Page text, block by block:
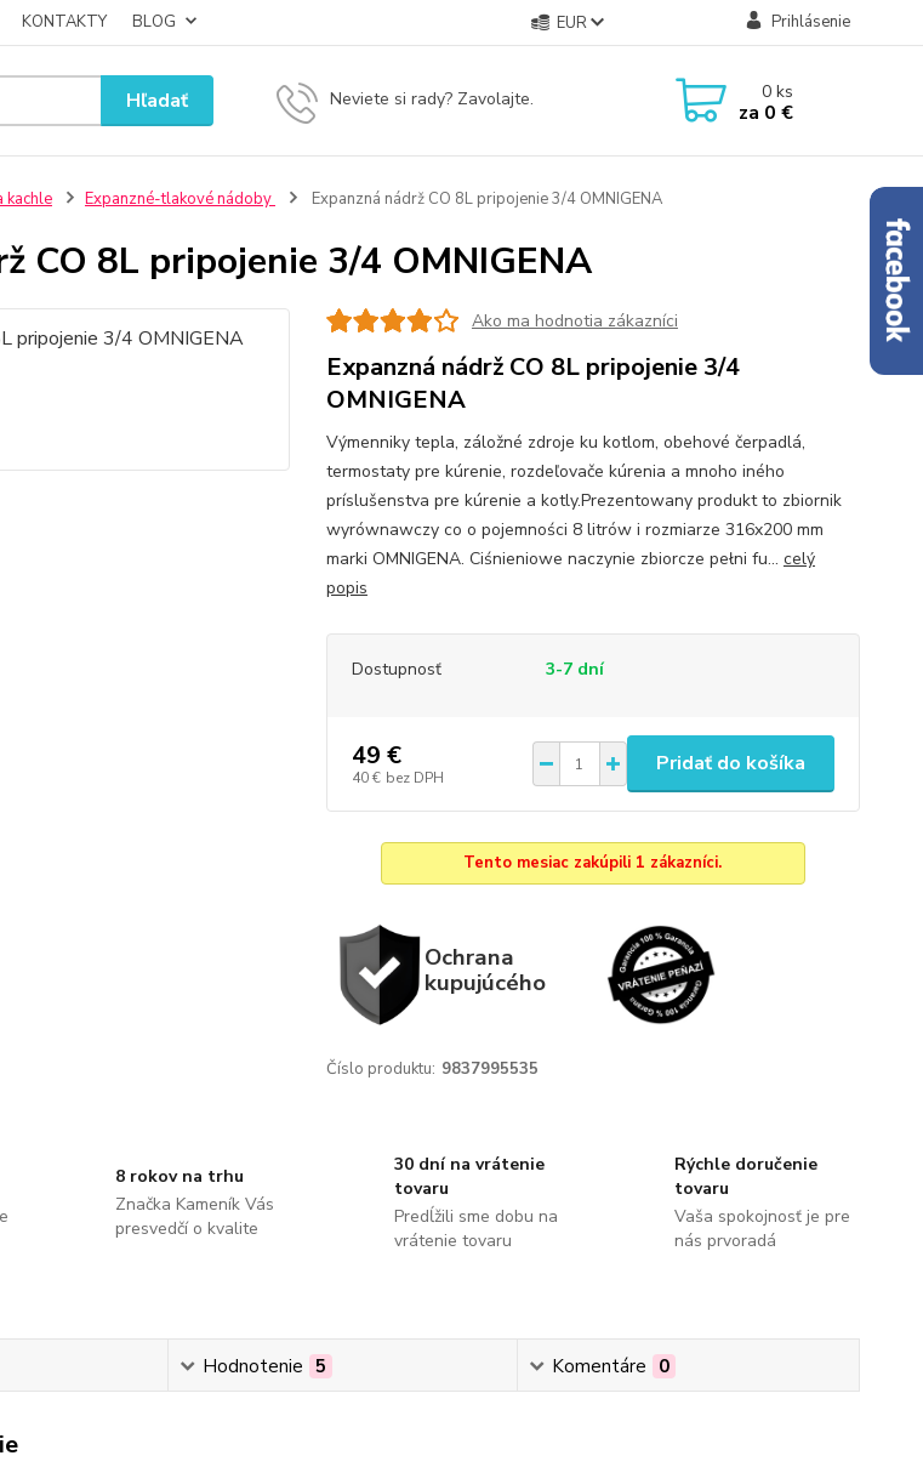
KONTAKTY BLOG EUR Prihlásenie
Hľadať Neviete si rady? Zavolajte. 0ks
za 0 €
kachle Expanzné-tlakové nádoby Expanzná nádrž CO 8L pripojenie 3/4 OMNIGENA
CO 8L pripojenie 3/4 OMNIGENA
Ako ma hodnotia zákazníci
Expanzná nádrž CO 8L pripojenie 3/4
OMNIGENA
Výmenniky tepla, záložné zdroje ku kotlom, obehové čerpadlá,
termostaty pre kúrenie, rozdeľovače kúrenia a mnoho iného
príslušenstva pre kúrenie a kotly.Prezentowany produkt to zbiornik
wyrównawczy co o pojemności 8 litrów i rozmiarze 316x200 mm
marki OMNIGENA. Ciśnieniowe naczynie zbiorcze pełni fu... celý
popis
Dostupnosť 3-7 dní
49 €
40 € bez DPH
Pridať do košíka
Tento mesiac zakúpili 1 zákazníci.
Ochrana
kupujúcého
Číslo produktu: 9837995535
8 rokov na trhu
Značka Kameník Vás
presvedčí o kvalite
30 dní na vrátenie
tovaru
Predĺžili sme dobu na
vrátenie tovaru
Rýchle doručenie
tovaru
Vaša spokojnosť je pre
nás prvoradá
Hodnotenie 5 Komentáre 0